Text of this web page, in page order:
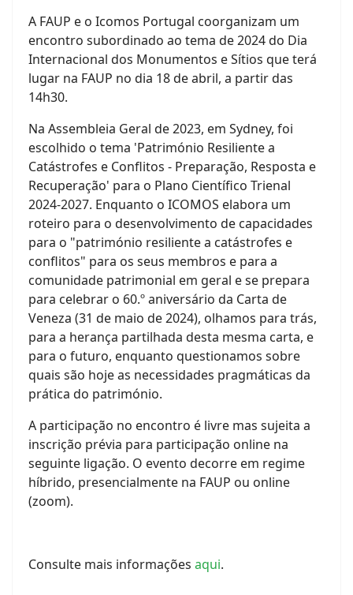
A FAUP e o Icomos Portugal coorganizam um
encontro subordinado ao tema de 2024 do Dia
Internacional dos Monumentos e Sítios que terá
lugar na FAUP no dia 18 de abril, a partir das
14h30.
Na Assembleia Geral de 2023, em Sydney, foi
escolhido o tema 'Património Resiliente a
Catástrofes e Conflitos - Preparação, Resposta e
Recuperação' para o Plano Científico Trienal
2024-2027. Enquanto o ICOMOS elabora um
roteiro para o desenvolvimento de capacidades
para o "património resiliente a catástrofes e
conflitos" para os seus membros e para a
comunidade patrimonial em geral e se prepara
para celebrar o 60.º aniversário da Carta de
Veneza (31 de maio de 2024), olhamos para trás,
para a herança partilhada desta mesma carta, e
para o futuro, enquanto questionamos sobre
quais são hoje as necessidades pragmáticas da
prática do património.
A participação no encontro é livre mas sujeita a
inscrição prévia para participação online na
seguinte ligação. O evento decorre em regime
híbrido, presencialmente na FAUP ou online
(zoom).
Consulte mais informações aqui.